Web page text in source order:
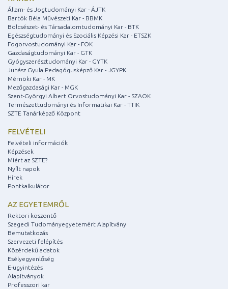
Állam- és Jogtudományi Kar - ÁJTK
Bartók Béla Művészeti Kar - BBMK
Bölcsészet- és Társadalomtudományi Kar - BTK
Egészségtudományi és Szociális Képzési Kar - ETSZK
Fogorvostudományi Kar - FOK
Gazdaságtudományi Kar - GTK
Gyógyszerésztudományi Kar - GYTK
Juhász Gyula Pedagógusképző Kar - JGYPK
Mérnöki Kar - MK
Mezőgazdasági Kar - MGK
Szent-Györgyi Albert Orvostudományi Kar - SZAOK
Természettudományi és Informatikai Kar - TTIK
SZTE Tanárképző Központ
FELVÉTELI
Felvételi információk
Képzések
Miért az SZTE?
Nyílt napok
Hírek
Pontkalkulátor
AZ EGYETEMRŐL
Rektori köszöntő
Szegedi Tudományegyetemért Alapítvány
Bemutatkozás
Szervezeti felépítés
Közérdekű adatok
Esélyegyenlőség
E-ügyintézés
Alapítványok
Professzori kar